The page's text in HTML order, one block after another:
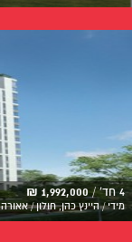
4 חד' / 1,992,000 ₪
מידי / היינץ כהן, חולון / אאורה